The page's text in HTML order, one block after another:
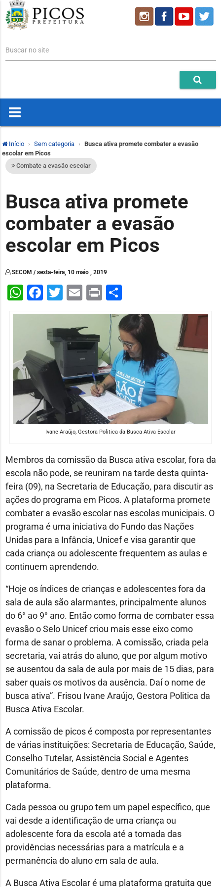
Buscar no site
Início Sem categoria
Busca ativa promete combater a evasão
escolar em Picos
Combate a evasão escolar
Busca ativa promete
combater a evasão
escolar em Picos
SECOM / sexta-feira, 10 maio , 2019
WhatsApp
Facebook
Twitter
Email
PrintShare
Ivane Araújo, Gestora Politica da Busca Ativa Escolar
Membros da comissão da Busca ativa escolar, fora da
escola não pode, se reuniram na tarde desta quinta-
feira (09), na Secretaria de Educação, para discutir as
ações do programa em Picos. A plataforma promete
combater a evasão escolar nas escolas municipais. O
programa é uma iniciativa do Fundo das Nações
Unidas para a Infância, Unicef e visa garantir que
cada criança ou adolescente frequentem as aulas e
continuem aprendendo.
“Hoje os índices de crianças e adolescentes fora da
sala de aula são alarmantes, principalmente alunos
do 6° ao 9° ano. Então como forma de combater essa
evasão o Selo Unicef criou mais esse eixo como
forma de sanar o problema. A comissão, criada pela
secretaria, vai atrás do aluno, que por algum motivo
se ausentou da sala de aula por mais de 15 dias, para
saber quais os motivos da ausência. Daí o nome de
busca ativa”. Frisou Ivane Araújo, Gestora Politica da
Busca Ativa Escolar.
A comissão de picos é composta por representantes
de várias instituições: Secretaria de Educação, Saúde,
Conselho Tutelar, Assistência Social e Agentes
Comunitários de Saúde, dentro de uma mesma
plataforma.
Cada pessoa ou grupo tem um papel específico, que
vai desde a identificação de uma criança ou
adolescente fora da escola até a tomada das
providências necessárias para a matrícula e a
permanência do aluno em sala de aula.
A Busca Ativa Escolar é uma plataforma gratuita que